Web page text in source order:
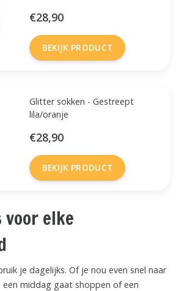
€28,90
BEKIJK PRODUCT
Glitter sokken - Gestreept
lila/oranje
€28,90
BEKIJK PRODUCT
voor elke
je dagelijks. Of je nou even snel naar
middag gaat shoppen of een